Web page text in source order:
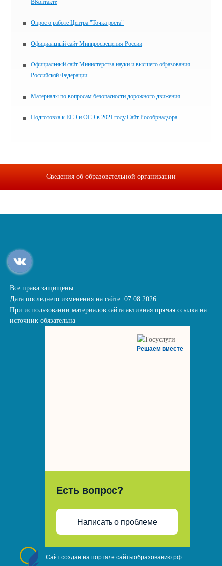
ВКонтакте
Опрос о работе Центра "Точка роста"
Официальный сайт Минпросвещения России
Официальный сайт Министерства науки и высшего образования
Российской Федерации
Материалы по вопросам безопасности дорожного движения
Подготовка к ЕГЭ и ОГЭ в 2021 году.Сайт Рособрнадзора
Сведения об образовательной организации
Все права защищены.
Дата последнего изменения на сайте: 07.08.2026
При использовании материалов сайта активная прямая ссылка на
источник обязательна
Решаем вместе
Есть вопрос?
Написать о проблеме
Сайт создан на портале сайтыобразованию.рф